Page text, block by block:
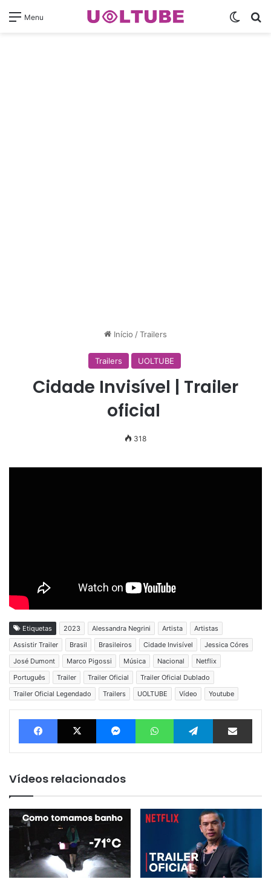
Menu
Início /Trailers
Trailers UOLTUBE
Cidade Invisível | Trailer
oficial
318
Etiquetas 2023 Alessandra Negrini Artista
Artistas
Assistir Trailer
Brasil Brasileiros Cidade Invisível
Jessica Córes
José Dumont
Marco Pigossi Música Nacional
Netflix
Português
Trailer Trailer Oficial
Trailer Oficial Dublado
Trailer Oficial Legendado
Trailers UOLTUBE Vídeo Youtube
FacebookX MessengerWhatsAppTelegram Compartilhar via e-mail
Vídeos relacionados